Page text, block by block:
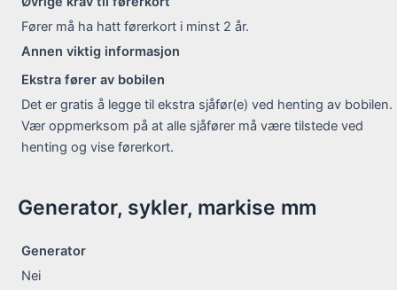
Fører må ha hatt førerkort i minst 2 år.
Annen viktig informasjon
Ekstra fører av bobilen
Det er gratis å legge til ekstra sjåfør(e) ved henting av bobilen.
Vær oppmerksom på at alle sjåfører må være tilstede ved
henting og vise førerkort.
Generator, sykler, markise mm
Generator
Nei